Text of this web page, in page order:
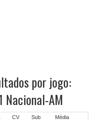
por jogo:
Nacional-AM
CV Sub
Média